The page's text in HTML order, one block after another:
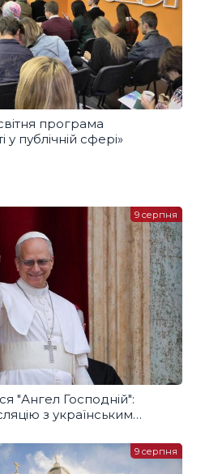
програма
у публічній сфері»
"Ангел Господній":
з українським
9 серпня
9 серпня